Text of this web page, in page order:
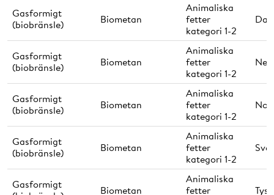
Gasformigt
(biobränsle)
Biometan
Animaliska
fetter
kategori 1-2
Gasformigt
(biobränsle)
Biometan
Animaliska
fetter
kategori 1-2
Gasformigt
(biobränsle)
Biometan
Animaliska
fetter
kategori 1-2
Gasformigt
(biobränsle)
Biometan
Animaliska
fetter
kategori 1-2
Gasformigt
Biometan
Animaliska
fetter